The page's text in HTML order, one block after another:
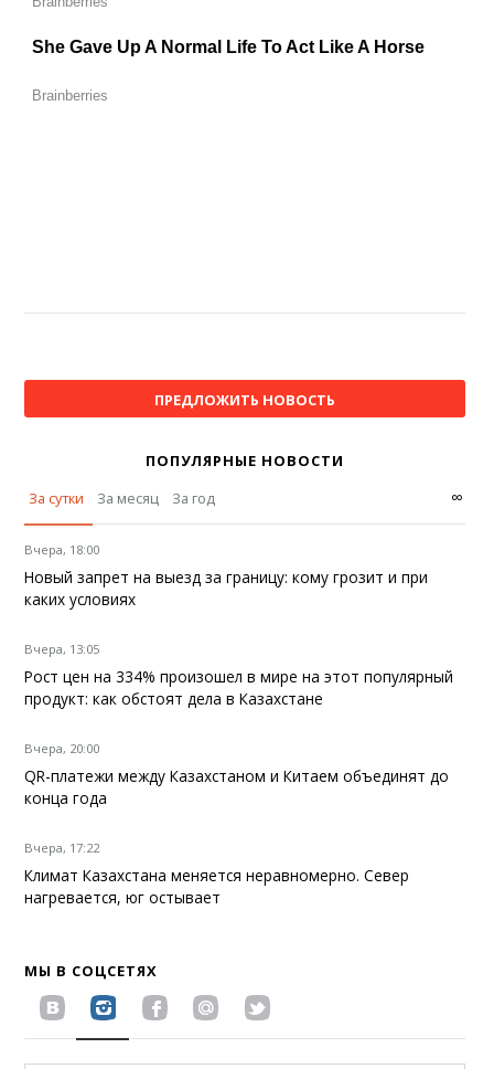
ПРЕДЛОЖИТЬ НОВОСТЬ
ПОПУЛЯРНЫЕ НОВОСТИ
За сутки
За месяц За год ∞
Вчера, 18:00
Новый запрет на выезд за границу: кому грозит и при
каких условиях
Вчера, 13:05
Рост цен на 334% произошел в мире на этот популярный
продукт: как обстоят дела в Казахстане
Вчера, 20:00
QR-платежи между Казахстаном и Китаем объединят до
конца года
Вчера, 17:22
Климат Казахстана меняется неравномерно. Север
нагревается, юг остывает
МЫ В СОЦСЕТЯХ